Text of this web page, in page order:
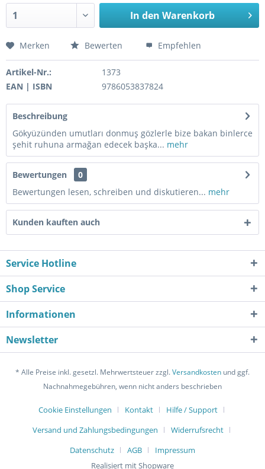
In den Warenkorb
Merken Bewerten Empfehlen
Artikel-Nr.:
1373
EAN | ISBN
9786053837824
Beschreibung
Gökyüzünden umutları donmuş gözlerle bize bakan binlerce
şehit ruhuna armağan edecek başka... mehr
Bewertungen
0
Bewertungen lesen, schreiben und diskutieren... mehr
Kunden kauften auch
Service Hotline
Shop Service
Informationen
Newsletter
* Alle Preise inkl. gesetzl. Mehrwertsteuer zzgl.Versandkosten und ggf.
Nachnahmegebühren, wenn nicht anders beschrieben
Cookie Einstellungen Kontakt
Hilfe / Support
Versand und Zahlungsbedingungen
Widerrufsrecht
Datenschutz
AGB
Impressum
Realisiert mit Shopware